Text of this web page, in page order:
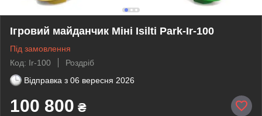
Ігровий майданчик Міні Isilti Park-Ir-100
Під замовлення
Код: Ir-100
Роздріб
Відправка з 06 вересня 2026
100 800 ₴